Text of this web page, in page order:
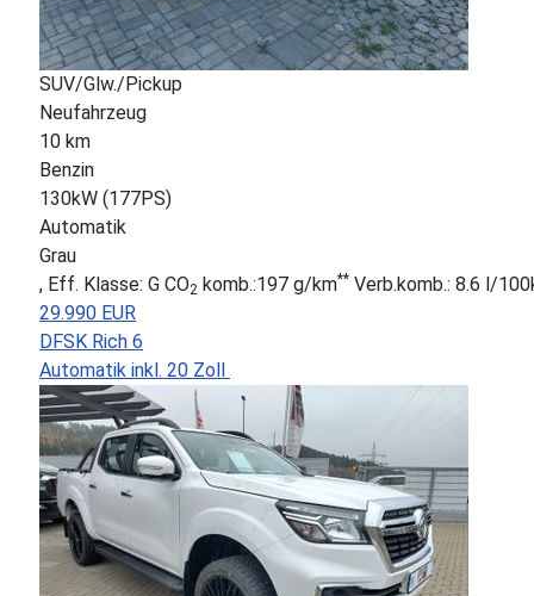
SUV/Glw./Pickup
Neufahrzeug
10 km
Benzin
130kW (177PS)
Automatik
Grau
, Eff. Klasse: G CO2 komb.:197 g/km** Verb.komb.: 8.6 l/
29.990 EUR
DFSK Rich 6
Automatik inkl. 20 Zoll